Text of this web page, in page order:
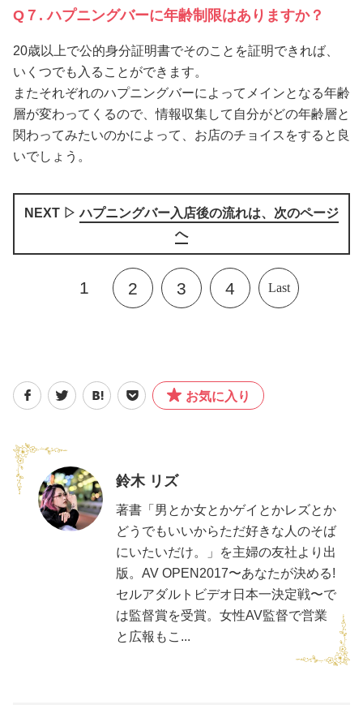
Q７. ハプニングバーに年齢制限はありますか？
20歳以上で公的身分証明書でそのことを証明できれば、
いくつでも入ることができます。
またそれぞれのハプニングバーによってメインとなる年齢
層が変わってくるので、情報収集して自分がどの年齢層と
関わってみたいのかによって、お店のチョイスをすると良
いでしょう。
NEXT ▷ハプニングバー入店後の流れは、次のページ
へ
1 2 3 4 Last
お気に入り
鈴木 リズ
著書「男とか女とかゲイとかレズとか
どうでもいいからただ好きな人のそば
にいたいだけ。」を主婦の友社より出
版。AV OPEN2017〜あなたが決める!
セルアダルトビデオ日本一決定戦〜で
は監督賞を受賞。女性AV監督で営業
と広報もこ...